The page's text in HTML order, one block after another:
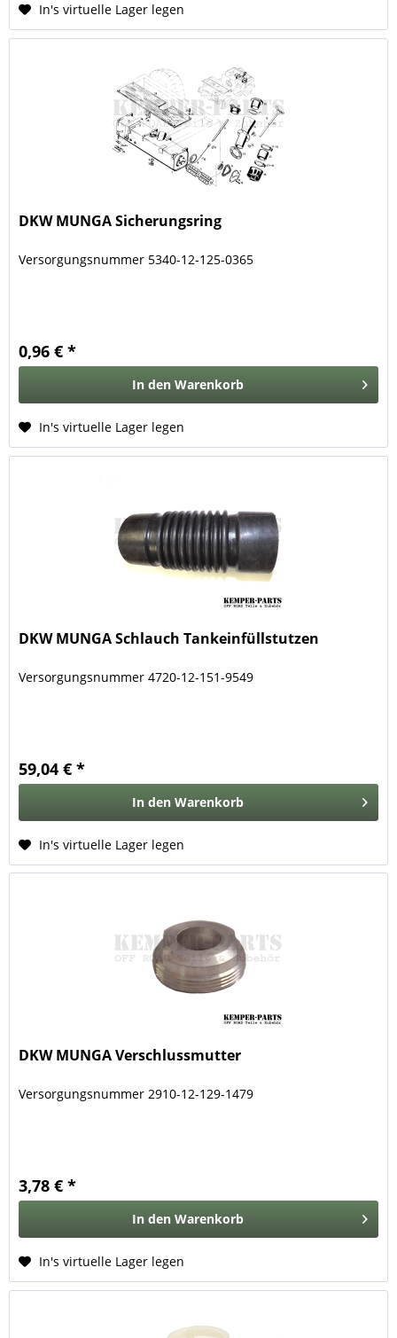
In's virtuelle Lager legen
DKW MUNGA Sicherungsring
Versorgungsnummer 5340-12-125-0365
0,96 € *
In den Warenkorb
In's virtuelle Lager legen
DKW MUNGA Schlauch Tankeinfüllstutzen
Versorgungsnummer 4720-12-151-9549
59,04 € *
In den Warenkorb
In's virtuelle Lager legen
DKW MUNGA Verschlussmutter
Versorgungsnummer 2910-12-129-1479
3,78 € *
In den Warenkorb
In's virtuelle Lager legen